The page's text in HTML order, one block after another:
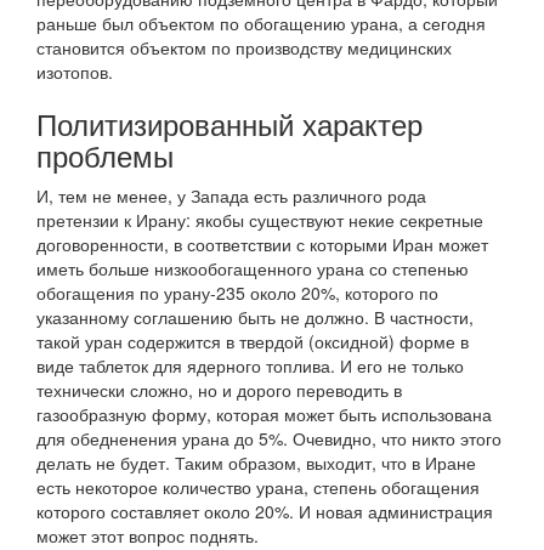
раньше был объектом по обогащению урана, а сегодня
становится объектом по производству медицинских
изотопов.
Политизированный характер
проблемы
И, тем не менее, у Запада есть различного рода
претензии к Ирану: якобы существуют некие секретные
договоренности, в соответствии с которыми Иран может
иметь больше низкообогащенного урана со степенью
обогащения по урану-235 около 20%, которого по
указанному соглашению быть не должно. В частности,
такой уран содержится в твердой (оксидной) форме в
виде таблеток для ядерного топлива. И его не только
технически сложно, но и дорого переводить в
газообразную форму, которая может быть использована
для обедненения урана до 5%. Очевидно, что никто этого
делать не будет. Таким образом, выходит, что в Иране
есть некоторое количество урана, степень обогащения
которого составляет около 20%. И новая администрация
может этот вопрос поднять.